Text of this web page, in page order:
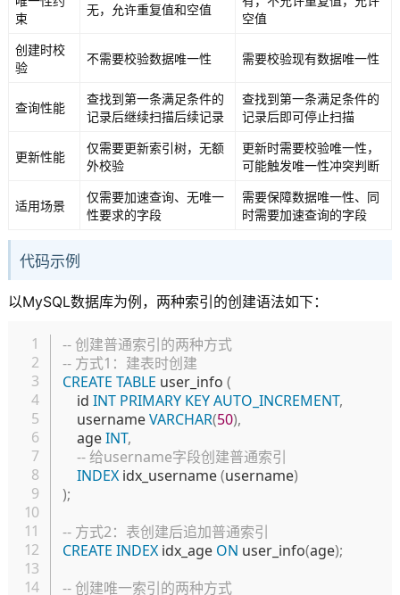
束
无，允许重复值和空值
空值
创建时校
验
不需要校验数据唯一性 需要校验现有数据唯一性
查询性能
查找到第一条满足条件的
记录后继续扫描后续记录
查找到第一条满足条件的
记录后即可停止扫描
更新性能
仅需要更新索引树，无额
外校验
更新时需要校验唯一性，
可能触发唯一性冲突判断
适用场景
仅需要加速查询、无唯一
性要求的字段
需要保障数据唯一性、同
时需要加速查询的字段
代码示例
以MySQL数据库为例，两种索引的创建语法如下：
-- 创建普通索引的两种方式
-- 方式1：建表时创建
CREATE TABLE user_info (
    id
INT PRIMARY KEYAUTO_INCREMENT,
    username
VARCHAR(50),
    age
INT,
-- 给username字段创建普通索引
INDEX idx_username (username)
);
-- 方式2：表创建后追加普通索引
CREATE INDEX idx_age ON user_info(age);
-- 创建唯一索引的两种方式